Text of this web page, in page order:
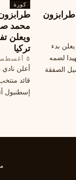
هذا
يرحب
بدء
لضمه
الصفقة
كورة
محمد
ويعلن
تركيا
٥ أغسطس ٢٠٢٦
أعلن
قائد
إسطنبول
التركية